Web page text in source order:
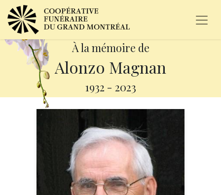
À la mémoire de
Alonzo Magnan
1932 - 2023